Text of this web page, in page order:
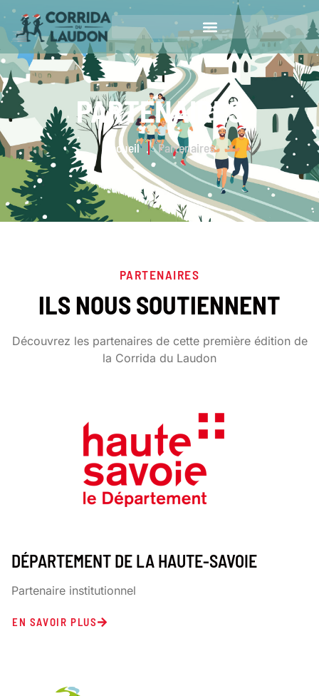
PARTENAIRES
Accueil Partenaires
PARTENAIRES
ILS NOUS SOUTIENNENT
Découvrez les partenaires de cette première édition de
la Corrida du Laudon
DÉPARTEMENT DE LA HAUTE-SAVOIE
Partenaire institutionnel
EN SAVOIR PLUS